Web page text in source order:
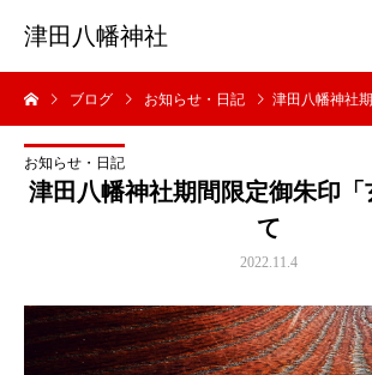
津田八幡神社
ブログ お知らせ・日記 津田八幡神社期間限
お知らせ・日記
津田八幡神社期間限定御朱印
て
2022.11.4